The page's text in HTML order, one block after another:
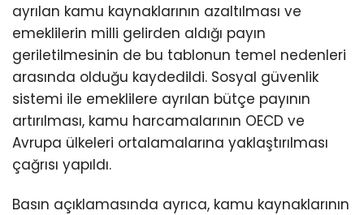
ayrılan kamu kaynaklarının azaltılması ve
emeklilerin milli gelirden aldığı payın
geriletilmesinin de bu tablonun temel nedenleri
arasında olduğu kaydedildi. Sosyal güvenlik
sistemi ile emeklilere ayrılan bütçe payının
artırılması, kamu harcamalarının OECD ve
Avrupa ülkeleri ortalamalarına yaklaştırılması
çağrısı yapıldı.
Basın açıklamasında ayrıca, kamu kaynaklarının